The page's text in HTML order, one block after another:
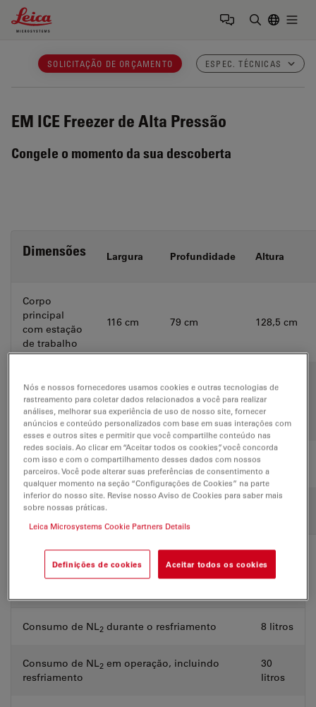
Leica Microsystems Logo
SOLICITAÇÃO DE ORÇAMENTO ESPEC. TÉCNICAS
EM ICE Freezer de Alta Pressão
Congele o momento da sua descoberta
Dimensões Largura Profundidade Altura
Corpo
principal
com estação
de trabalho
116 cm 79 cm 128,5 cm
embalado
(tamanho do
caixote)
89 cm 151 cm 155 cm
Espaço
mínimo
necessário
ao redor do
equipamento
Dianteiro Traseiro Esquerda
Consumo de NL2 Valores
Consumo de NL2 durante o resfriamento 8 litros
Consumo de NL2 em operação, incluindo
resfriamento
30
litros
Nós e nossos fornecedores usamos cookies e outras tecnologias de
rastreamento para coletar dados relacionados a você para realizar
análises, melhorar sua experiência de uso de nosso site, fornecer
anúncios e conteúdo personalizados com base em suas interações com
esses e outros sites e permitir que você compartilhe conteúdo nas
redes sociais. Ao clicar em “Aceitar todos os cookies”, você concorda
com isso e com o compartilhamento desses dados com nossos
parceiros. Você pode alterar suas preferências de consentimento a
qualquer momento na seção “Configurações de Cookies” na parte
inferior do nosso site. Revise nosso Aviso de Cookies para saber mais
sobre nossas práticas.
Leica Microsystems Cookie Partners Details
Definições de cookies Aceitar todos os cookies